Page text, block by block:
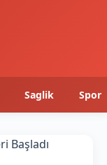
Saglik Spor